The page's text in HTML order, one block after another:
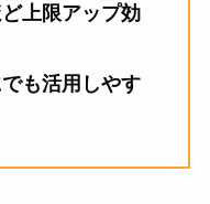
上限アップ効
も活用しやす